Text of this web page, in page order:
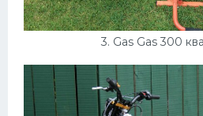
3. Gas Gas 300